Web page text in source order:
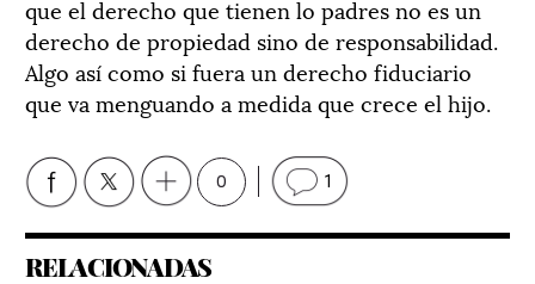
que el derecho que tienen lo padres no es un
derecho de propiedad sino de responsabilidad.
Algo así como si fuera un derecho fiduciario
que va menguando a medida que crece el hijo.
0 1
RELACIONADAS